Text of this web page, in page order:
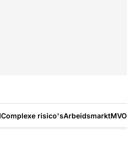
Complexe risico'sArbeidsmarktMVO